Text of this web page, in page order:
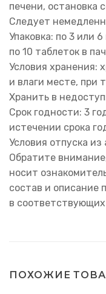
печени, остановка
Следует
Упаковка: по 3 или
по 10 таблеток в
Условия хранения:
и влаги месте, при
Хранить в
Срок годности: 3
истечении срока
Условия отпуска из
Обратите
носит
состав и описание
в
ПОХОЖИЕ